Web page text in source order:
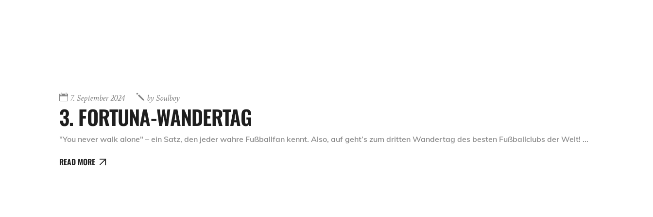
7. September 2024 bySoulboy
3. FORTUNA-WANDERTAG
"You never walk alone" – ein Satz, den jeder wahre Fußballfan kennt. Also, auf geht’s zum dritten Wandertag des besten Fußballclubs der Welt!
READ MORE